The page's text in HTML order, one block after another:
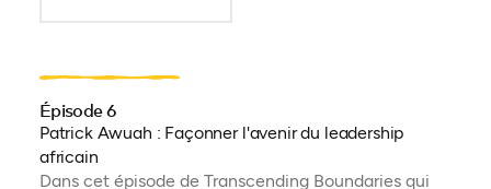
Épisode 6
Patrick Awuah : Façonner l'avenir du leadership
africain
Dans cet épisode de Transcending Boundaries qui